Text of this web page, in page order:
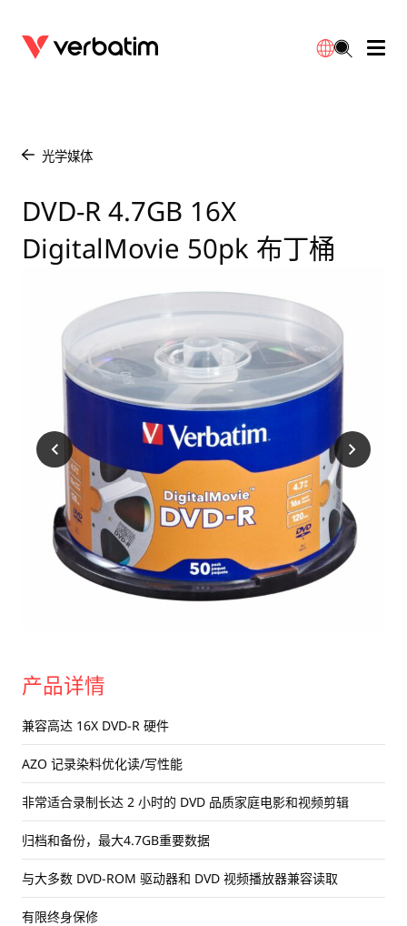
光学媒体
DVD-R 4.7GB 16X
DigitalMovie 50pk 布丁桶
产品详情
兼容高达 16X DVD-R 硬件
AZO 记录染料优化读/写性能
非常适合录制长达 2 小时的 DVD 品质家庭电影和视频剪辑
归档和备份，最大4.7GB重要数据
与大多数 DVD-ROM 驱动器和 DVD 视频播放器兼容读取
有限终身保修
配件
电源
下载
联系我们
English